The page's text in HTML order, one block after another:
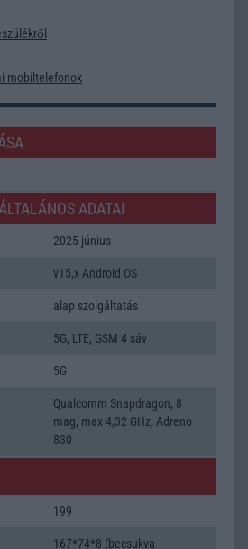
mobiltelefonok
ADATAI
2025 június
v15,x Android OS
alap szolgáltatás
5G, LTE, GSM 4 sáv
5G
Qualcomm Snapdragon, 8
mag, max 4,32 GHz, Adreno
830
199
167*74*8 (becsukva